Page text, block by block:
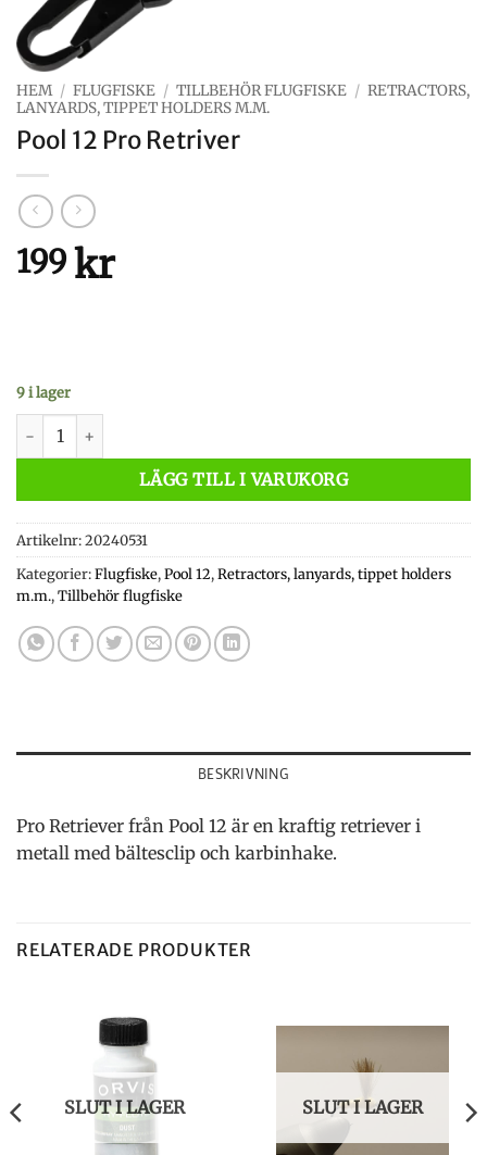
HEM / FLUGFISKE / TILLBEHÖR FLUGFISKE / RETRACTORS,
LANYARDS, TIPPET HOLDERS M.M.
Pool 12 Pro Retriver
199kr
9 i lager
Pool 12 Pro Retriver mängd
LÄGG TILL I VARUKORG
Artikelnr:20240531
Kategorier:Flugfiske,Pool 12,Retractors, lanyards, tippet holders
m.m.,Tillbehör flugfiske
BESKRIVNING
Pro Retriever från Pool 12 är en kraftig retriever i
metall med bältesclip och karbinhake.
RELATERADE PRODUKTER
SLUT I LAGER SLUT I LAGER